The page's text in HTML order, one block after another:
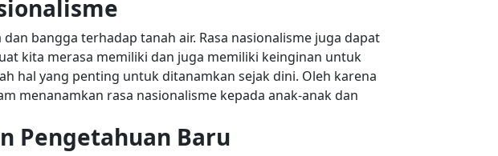
bangga terhadap tanah air. Rasa nasionalisme juga dapat
kita merasa memiliki dan juga memiliki keinginan untuk
hal yang penting untuk ditanamkan sejak dini. Oleh karena
menanamkan rasa nasionalisme kepada anak-anak dan
Pengetahuan Baru